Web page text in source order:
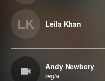
LK Leila Khan
Andy Newbery
regia